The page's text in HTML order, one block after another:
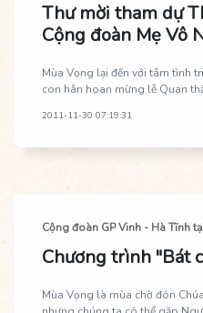
Thư mời tham dự
Cộng đoàn Mẹ Vô
Mùa Vọng lại đến với tâm tình
con hân hoan mừng lễ Quan
2011-11-30 07:19:31
Cộng đoàn GP Vinh - Hà Tĩnh
Chương trình "Bát
Mùa Vọng là mùa chờ đón